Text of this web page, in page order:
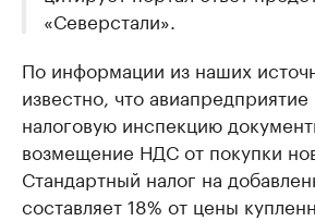
«Северстали».
По информации из наших
известно, что авиапредприятие
налоговую инспекцию
возмещение НДС от покупки
Стандартный налог на
составляет 18% от цены